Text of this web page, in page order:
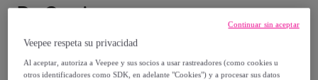
Dc Comics
Mochila 3d batman
Modelo: Mochila 3d batman
Veepee respeta su privacidad
Al aceptar, autoriza a Veepee y sus socios a usar rastreadores (como cookies u
otros identificadores como SDK, en adelante "Cookies") y a procesar sus datos
Continuar sin aceptar